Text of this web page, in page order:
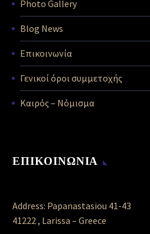
Photo Gallery
Blog News
Επικοινωνία
Γενικοί όροι συμμετοχής
Καιρός – Νόμισμα
ΕΠΙΚΟΙΝΩΝΙΑ
Address: Papanastasiou 41-43
41222 , Larissa – Greece